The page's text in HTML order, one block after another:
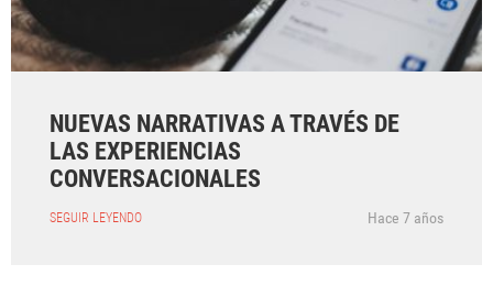
NUEVAS NARRATIVAS A TRAVÉS DE
LAS EXPERIENCIAS
CONVERSACIONALES
SEGUIR LEYENDO Hace 7 años